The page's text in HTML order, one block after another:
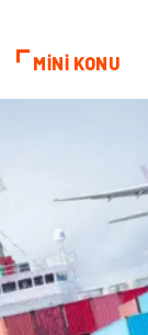
Yazı Tahtaları
MİNİ KONU